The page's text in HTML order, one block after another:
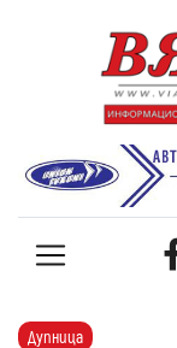
Дупница